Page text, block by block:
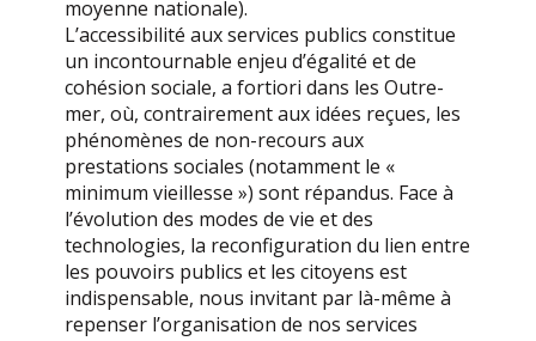
moyenne nationale).
L’accessibilité aux services publics constitue
un incontournable enjeu d’égalité et de
cohésion sociale, a fortiori dans les Outre-
mer, où, contrairement aux idées reçues, les
phénomènes de non-recours aux
prestations sociales (notamment le «
minimum vieillesse ») sont répandus. Face à
l’évolution des modes de vie et des
technologies, la reconfiguration du lien entre
les pouvoirs publics et les citoyens est
indispensable, nous invitant par là-même à
repenser l’organisation de nos services